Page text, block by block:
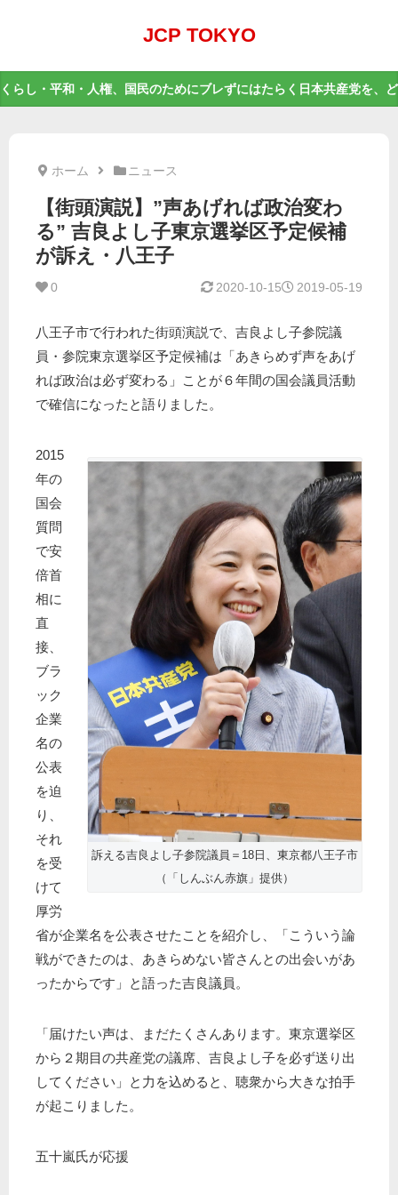
JCP TOKYO
くらし・平和・人権、国民のためにブレずにはたらく日本共産党を、
ホーム ニュース
【街頭演説】”声あげれば政治変わ
る” 吉良よし子東京選挙区予定候補
が訴え・八王子
0 2019-05-19
2020-10-15
八王子市で行われた街頭演説で、吉良よし子参院議
員・参院東京選挙区予定候補は「あきらめず声をあげ
れば政治は必ず変わる」ことが６年間の国会議員活動
で確信になったと語りました。
訴える吉良よし子参院議員＝18日、東京都八王子市
（「しんぶん赤旗」提供）
2015
年の
国会
質問
で安
倍首
相に
直
接、
ブラ
ック
企業
名の
公表
を迫
り、
それ
を受
けて
厚労
省が企業名を公表させたことを紹介し、「こういう論
戦ができたのは、あきらめない皆さんとの出会いがあ
ったからです」と語った吉良議員。
「届けたい声は、まだたくさんあります。東京選挙区
から２期目の共産党の議席、吉良よし子を必ず送り出
してください」と力を込めると、聴衆から大きな拍手
が起こりました。
五十嵐氏が応援